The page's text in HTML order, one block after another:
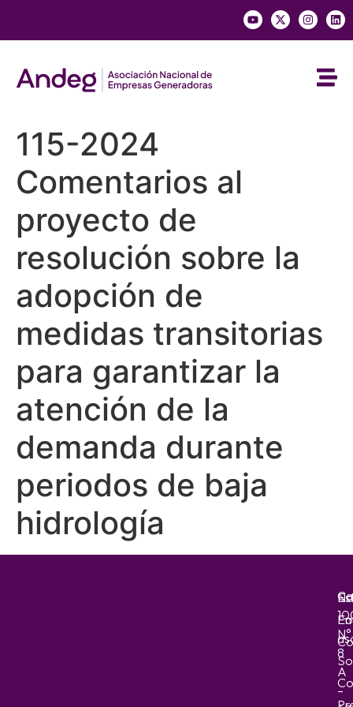
115-2024
Comentarios al
proyecto de
resolución sobre la
adopción de
medidas transitorias
para garantizar la
atención de la
demanda durante
periodos de baja
hidrología
N°
8
A
–